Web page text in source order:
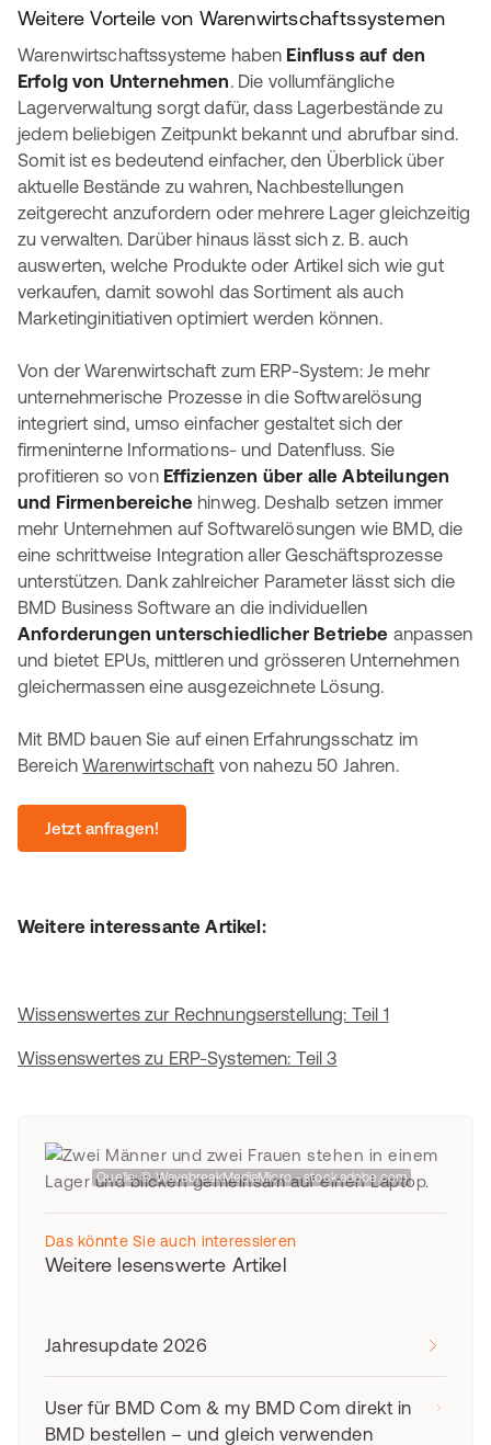
Weitere Vorteile von Warenwirtschaftssystemen
Warenwirtschaftssysteme haben Einfluss auf den
Erfolg von Unternehmen. Die vollumfängliche
Lagerverwaltung sorgt dafür, dass Lagerbestände zu
jedem beliebigen Zeitpunkt bekannt und abrufbar sind.
Somit ist es bedeutend einfacher, den Überblick über
aktuelle Bestände zu wahren, Nachbestellungen
zeitgerecht anzufordern oder mehrere Lager gleichzeitig
zu verwalten. Darüber hinaus lässt sich z. B. auch
auswerten, welche Produkte oder Artikel sich wie gut
verkaufen, damit sowohl das Sortiment als auch
Marketinginitiativen optimiert werden können.
Von der Warenwirtschaft zum ERP-System: Je mehr
unternehmerische Prozesse in die Softwarelösung
integriert sind, umso einfacher gestaltet sich der
firmeninterne Informations- und Datenfluss. Sie
profitieren so von Effizienzen über alle Abteilungen
und Firmenbereiche hinweg. Deshalb setzen immer
mehr Unternehmen auf Softwarelösungen wie BMD, die
eine schrittweise Integration aller Geschäftsprozesse
unterstützen. Dank zahlreicher Parameter lässt sich die
BMD Business Software an die individuellen
Anforderungen unterschiedlicher Betriebe anpassen
und bietet EPUs, mittleren und grösseren Unternehmen
gleichermassen eine ausgezeichnete Lösung.
Mit BMD bauen Sie auf einen Erfahrungsschatz im
BereichWarenwirtschaft von nahezu 50 Jahren.
Jetzt anfragen!
Weitere interessante Artikel:
Wissenswertes zur Rechnungserstellung: Teil 1
Wissenswertes zu ERP-Systemen: Teil 3
Quelle: © WavebreakMediaMicro - stock.adobe.com
Das könnte Sie auch interessieren
Weitere lesenswerte Artikel
Jahresupdate 2026
User für BMD Com & my BMD Com direkt in
BMD bestellen – und gleich verwenden